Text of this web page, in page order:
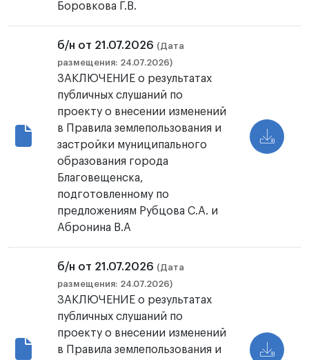
Боровкова Г.В.
б/н от 21.07.2026 (Дата
размещения: 24.07.2026)
ЗАКЛЮЧЕНИЕ о результатах
публичных слушаний по
проекту о внесении изменений
в Правила землепользования и
застройки муниципального
образования города
Благовещенска,
подготовленному по
предложениям Рубцова С.А. и
Абронина В.А
б/н от 21.07.2026 (Дата
размещения: 24.07.2026)
ЗАКЛЮЧЕНИЕ о результатах
публичных слушаний по
проекту о внесении изменений
в Правила землепользования и